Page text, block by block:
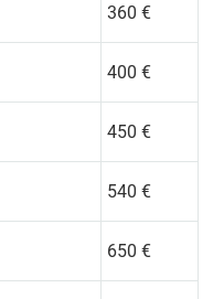
360 €
400 €
450 €
540 €
650 €